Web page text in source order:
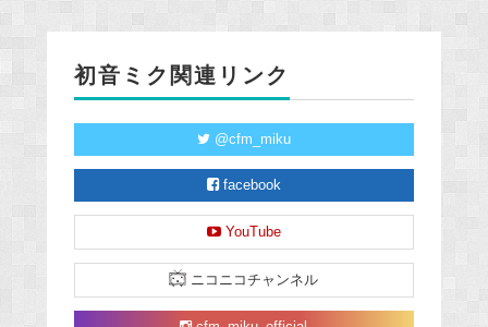
初音ミク関連リンク
@cfm_miku
facebook
YouTube
ニコニコチャンネル